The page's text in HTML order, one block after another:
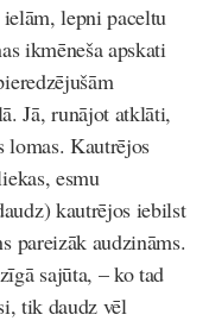
lepni paceltu
ikmēneša apskati
Jā, runājot atklāti,
lomas. Kautrējos
esmu
kautrējos iebilst
pareizāk audzināms.
sajūta, – ko tad
tik daudz vēl